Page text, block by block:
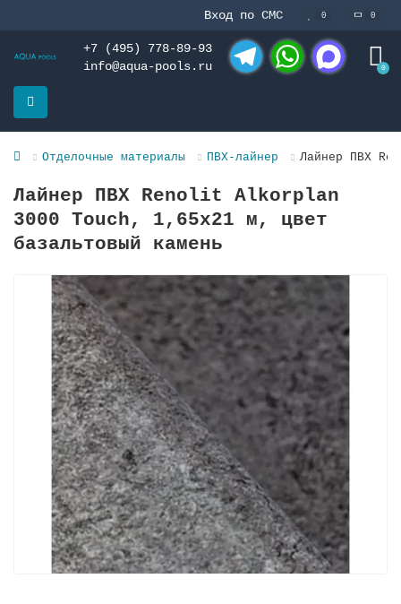
Вход по СМС 0 0
+7 (495) 778-89-93
info@aqua-pools.ru
0
Отделочные материалы ПВХ-лайнер Лайнер ПВХ
Лайнер ПВХ Renolit Alkorplan
3000 Touch, 1,65х21 м, цвет
базальтовый камень